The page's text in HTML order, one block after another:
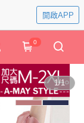
開啟APP
0
1/1